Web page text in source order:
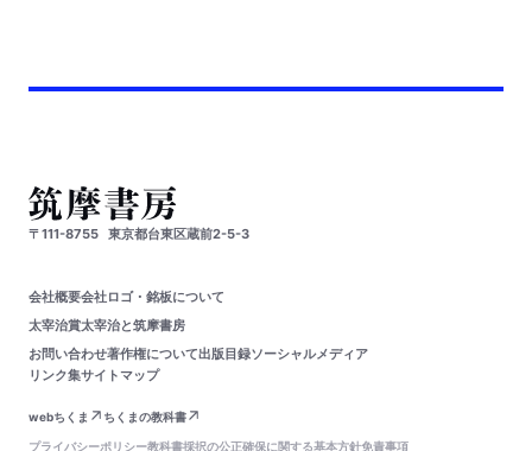
〒111-8755 東京都台東区蔵前2-5-3
会社概要会社ロゴ・銘板について
太宰治賞太宰治と筑摩書房
お問い合わせ著作権について出版目録ソーシャルメディア
リンク集サイトマップ
webちくま
ちくまの教科書
プライバシーポリシー教科書採択の公正確保に関する基本方針免責事項